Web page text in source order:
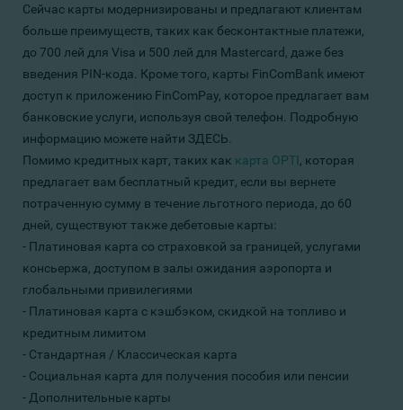
Сейчас карты модернизированы и предлагают клиентам
больше преимуществ, таких как бесконтактные платежи,
до 700 лей для Visa и 500 лей для Mastercard, даже без
введения PIN-кода. Кроме того, карты FinComBank имеют
доступ к приложению FinComPay, которое предлагает вам
банковские услуги, используя свой телефон. Подробную
информацию можете найти ЗДЕСЬ
Помимо кредитных карт, таких как карта OPTI , которая
предлагает вам бесплатный кредит, если вы вернете
потраченную сумму в течение льготного периода, до 60
дней, существуют также дебетовые карты:
- Платиновая карта со страховкой за границей, услугами
консьержа, доступом в залы ожидания аэропорта и
глобальными привилегиями
- Платиновая карта с кэшбэком, скидкой на топливо и
кредитным лимитом
- Стандартная / Классическая карта
- Социальная карта для получения пособия или пенсии
- Дополнительные карты